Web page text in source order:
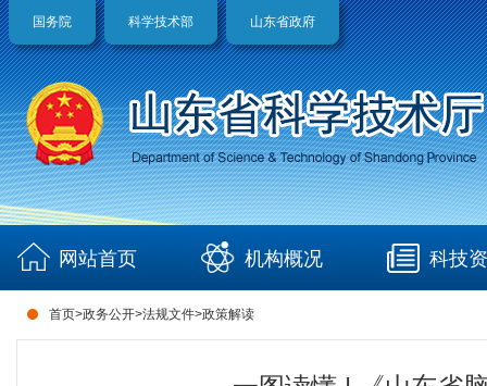
国务院 科学技术部 山东省政府
网站首页 机构概况 科技
首页>政务公开>法规文件>政策解读